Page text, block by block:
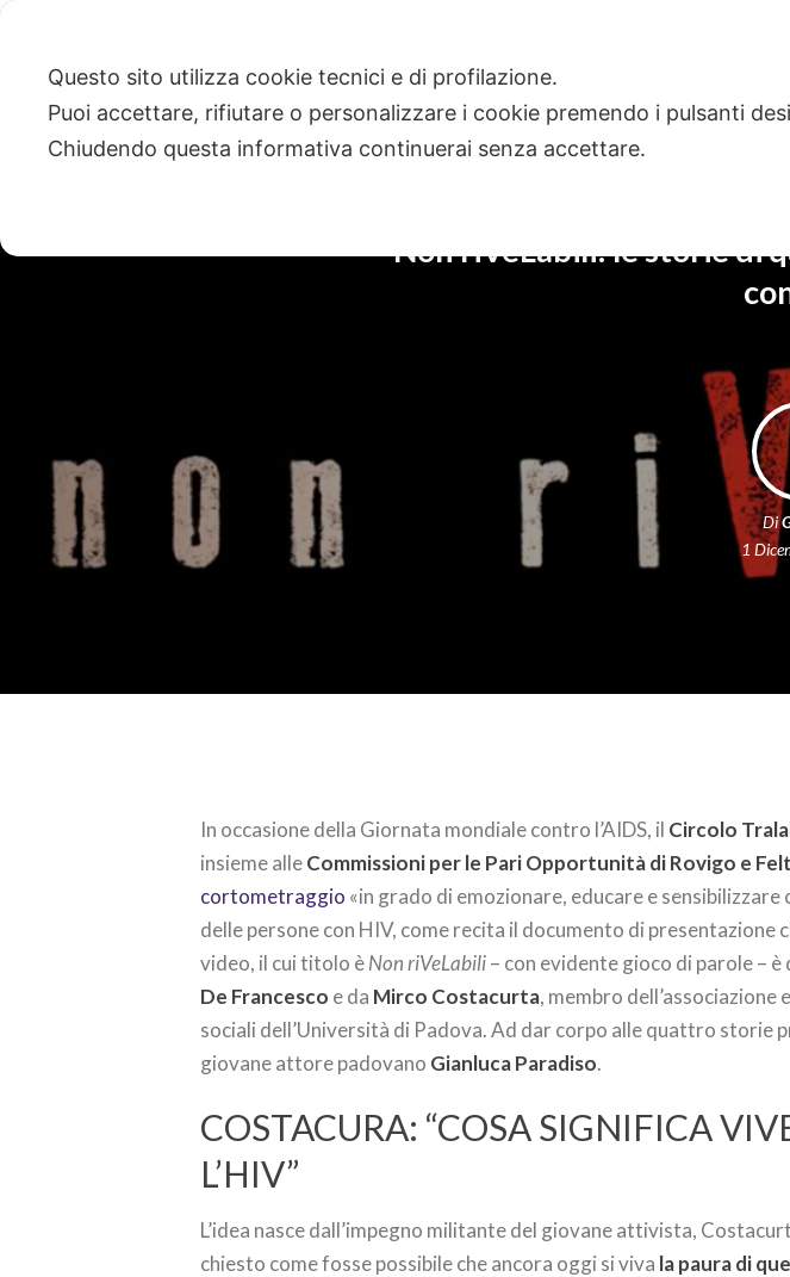
Non riVeLabili: le storie di
Di
1
In occasione della Giornata mondiale contro l’​AIDS​, il Circolo
insieme alleCommissioni per le Pari Opportunità di Rovigo e
cortometraggio «in grado di emozionare, educare e sensibilizzare
delle persone con HIV, come recita il documento di presentazione
video, il cui titolo èNon riVeLabili– con evidente gioco di parole –
De Francesco e da Mirco Costacurta, membro
sociali dell’Università di Padova. Ad dar corpo alle quattro storie
giovane attore padovano Gianluca Paradiso.
COSTACURA: “COSA SIGNIFICA
L’HIV”
L’idea nasce dall’impegno militante del giovane attivista,
chiesto come fosse possibile che ancora oggi si viva la paura di
Questo sito utilizza cookie tecnici e di profilazione.
Puoi accettare, rifiutare o personalizzare i cookie premendo i pulsanti
Chiudendo questa informativa continuerai senza accettare.